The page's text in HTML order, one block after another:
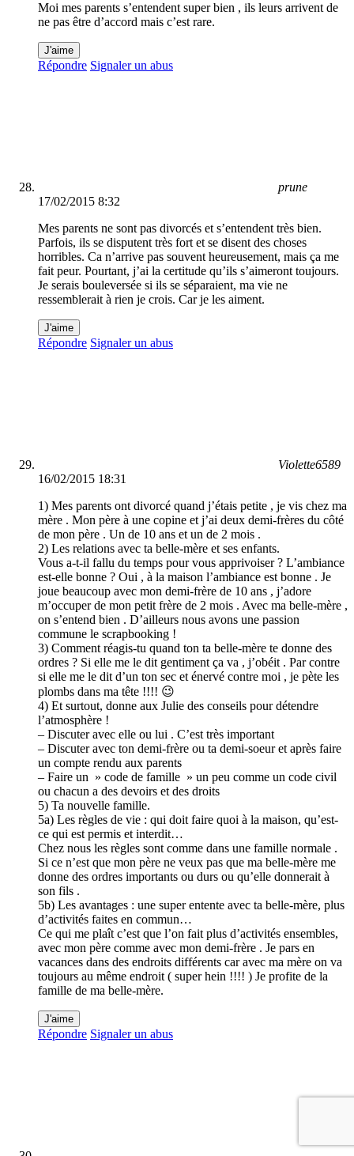
Moi mes parents s’entendent super bien , ils leurs arrivent de
ne pas être d’accord mais c’est rare.
J'aime
Répondre Signaler un abus
prune
17/02/2015 8:32
Mes parents ne sont pas divorcés et s’entendent très bien.
Parfois, ils se disputent très fort et se disent des choses
horribles. Ca n’arrive pas souvent heureusement, mais ça me
fait peur. Pourtant, j’ai la certitude qu’ils s’aimeront toujours.
Je serais bouleversée si ils se séparaient, ma vie ne
ressemblerait à rien je crois. Car je les aiment.
J'aime
Répondre Signaler un abus
Violette6589
16/02/2015 18:31
1) Mes parents ont divorcé quand j’étais petite , je vis chez ma
mère . Mon père à une copine et j’ai deux demi-frères du côté
de mon père . Un de 10 ans et un de 2 mois .
2) Les relations avec ta belle-mère et ses enfants.
Vous a-t-il fallu du temps pour vous apprivoiser ? L’ambiance
est-elle bonne ? Oui , à la maison l’ambiance est bonne . Je
joue beaucoup avec mon demi-frère de 10 ans , j’adore
m’occuper de mon petit frère de 2 mois . Avec ma belle-mère ,
on s’entend bien . D’ailleurs nous avons une passion
commune le scrapbooking !
3) Comment réagis-tu quand ton ta belle-mère te donne des
ordres ? Si elle me le dit gentiment ça va , j’obéit . Par contre
si elle me le dit d’un ton sec et énervé contre moi , je pète les
plombs dans ma tête !!!! 😉
4) Et surtout, donne aux Julie des conseils pour détendre
l’atmosphère !
– Discuter avec elle ou lui . C’est très important
– Discuter avec ton demi-frère ou ta demi-soeur et après faire
un compte rendu aux parents
– Faire un » code de famille » un peu comme un code civil
ou chacun a des devoirs et des droits
5) Ta nouvelle famille.
5a) Les règles de vie : qui doit faire quoi à la maison, qu’est-
ce qui est permis et interdit…
Chez nous les règles sont comme dans une famille normale .
Si ce n’est que mon père ne veux pas que ma belle-mère me
donne des ordres importants ou durs ou qu’elle donnerait à
son fils .
5b) Les avantages : une super entente avec ta belle-mère, plus
d’activités faites en commun…
Ce qui me plaît c’est que l’on fait plus d’activités ensembles,
avec mon père comme avec mon demi-frère . Je pars en
vacances dans des endroits différents car avec ma mère on va
toujours au même endroit ( super hein !!!! ) Je profite de la
famille de ma belle-mère.
J'aime
Répondre Signaler un abus